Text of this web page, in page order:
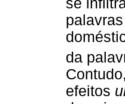
se
da
efeitos